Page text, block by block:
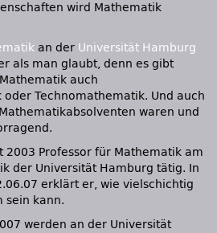
wird Mathematik
an der Universität Hamburg
als man glaubt, denn es gibt
auch
Technomathematik. Und auch
waren und
2003 Professor für Mathematik am
der Universität Hamburg tätig. In
erklärt er, wie vielschichtig
sein kann.
werden an der Universität